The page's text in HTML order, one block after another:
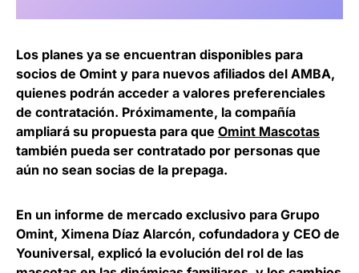
Los planes ya se encuentran disponibles para
socios de Omint y para nuevos afiliados del AMBA,
quienes podrán acceder a valores preferenciales
de contratación. Próximamente, la compañía
ampliará su propuesta para que Omint Mascotas
también pueda ser contratado por personas que
aún no sean socias de la prepaga.
En un informe de mercado exclusivo para Grupo
Omint, Ximena Díaz Alarcón, cofundadora y CEO de
Youniversal, explicó la evolución del rol de las